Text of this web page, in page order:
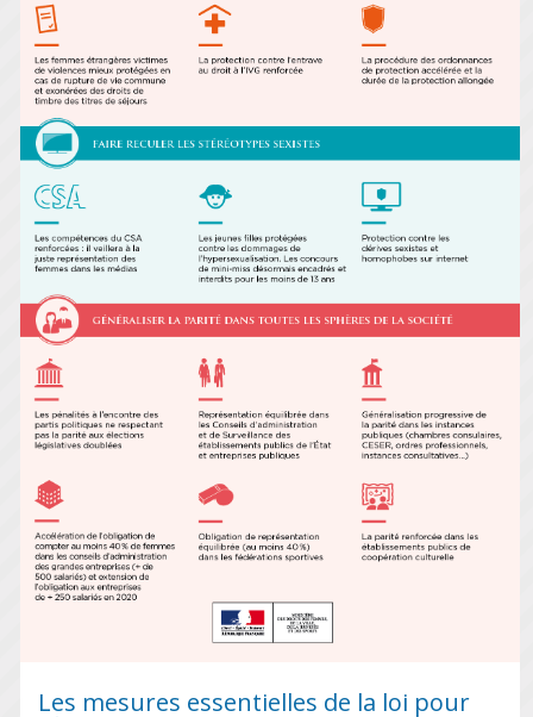
Les mesures essentielles de la loi pour